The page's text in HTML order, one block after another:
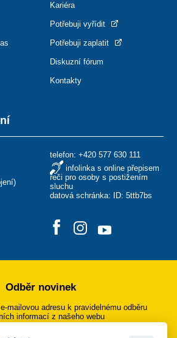
)
telefon: +420 577 630 111
infolinka s online přepisem
řeči pro osoby s postižením
sluchu
datová schránka: ID: 5ttb7bs
Kariéra
Potřebuji vyřídit
Potřebuji zaplatit
Diskuzní fórum
Kontakty
Odběr novinek
mailovou adresu k pravidelnému odběru
informací z našeho webu